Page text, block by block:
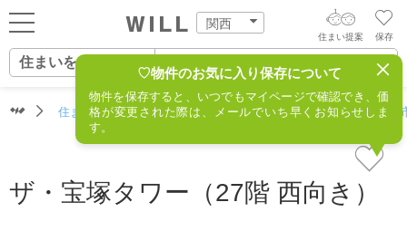
関西
ログイン
新規会員登録
保存
住まい提案
住まいをさがす
住まいをさがす
住まい事例をさが
AIウィルくんの提案
AI住まい提案を受ける
住まいをさがす（関西） 住所からさがす 不動産(宝塚
♡物件のお気に入り保存について
物件を保存すると、いつでもマイページで確認でき、価
格が変更された際は、メールでいち早くお知らせしま
す。
ザ・宝塚タワー（27階 西向き）